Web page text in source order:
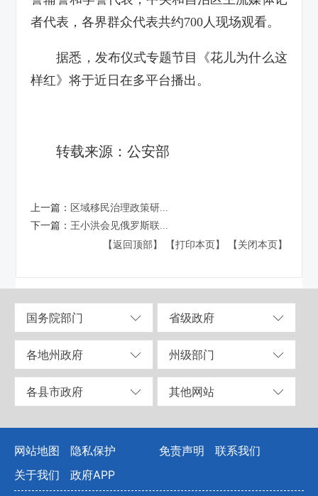
者代表，各界群众代表共约700人现场观看。
据悉，发布仪式专题节目《花儿为什么这
样红》将于近日在多平台播出。
转载来源：公安部
上一篇： 区域移民治理政策研...
下一篇： 王小洪会见俄罗斯联...
【返回顶部】
【打印本页】 【关闭本页】
国务院部门 省级政府
各地州政府 州级部门
各县市政府 其他网站
网站地图 隐私保护 免责声明
联系我们
关于我们
政府APP